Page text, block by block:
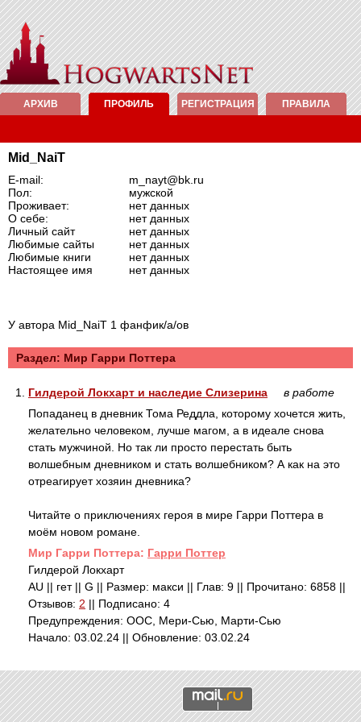
АРХИВ ПРОФИЛЬ РЕГИСТРАЦИЯ ПРАВИЛА
Mid_NaiT
E-mail:
m_nayt@bk.ru
Пол:
мужской
Проживает:
нет данных
О себе:
нет данных
Личный сайт
нет данных
Любимые сайты
нет данных
Любимые книги
нет данных
Настоящее имя
нет данных
У автора Mid_NaiT 1 фанфик/а/ов
Раздел: Mир Гарри Поттера
1. Гилдерой Локхарт и наследие Слизерина
в работе
Попаданец в дневник Тома Реддла, которому хочется жить,
желательно человеком, лучше магом, а в идеале снова
стать мужчиной. Но так ли просто перестать быть
волшебным дневником и стать волшебником? А как на это
отреагирует хозяин дневника?
Читайте о приключениях героя в мире Гарри Поттера в
моём новом романе.
Mир Гарри Поттера: Гарри Поттер
Гилдерой Локхарт
AU || гет || G || Размер: макси || Глав: 9 || Прочитано: 6858 ||
Отзывов: 2 || Подписано: 4
Предупреждения: ООС, Мери-Сью, Марти-Сью
Начало: 03.02.24 || Обновление: 03.02.24